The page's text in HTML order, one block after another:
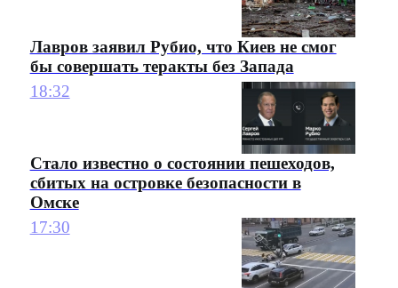
Лавров заявил Рубио, что Киев не смог
бы совершать теракты без Запада
18:32
Стало известно о состоянии пешеходов,
сбитых на островке безопасности в
Омске
17:30